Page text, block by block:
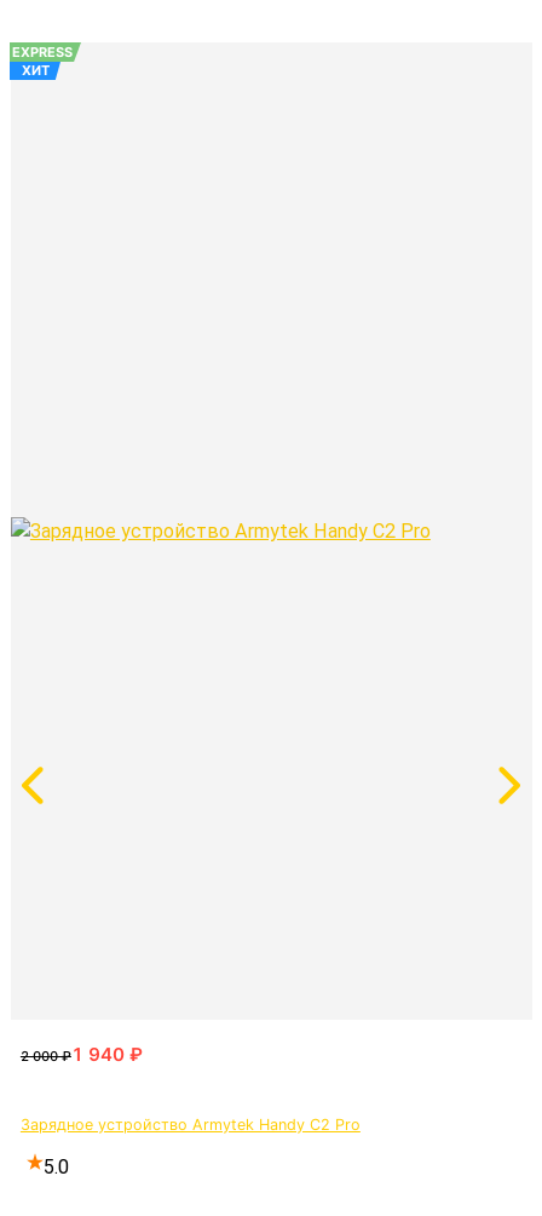
EXPRESS
ХИТ
Зарядное устройство Armytek Handy C2 Pro
5.0